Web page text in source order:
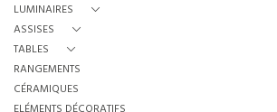
LUMINAIRES
ASSISES
TABLES
RANGEMENTS
CÉRAMIQUES